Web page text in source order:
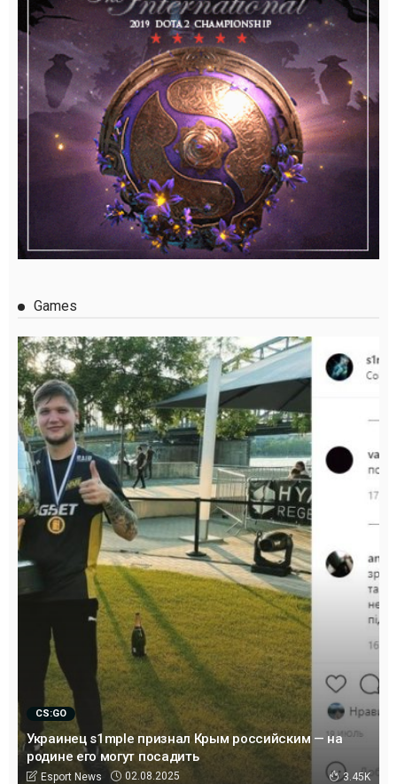
Games
CS:GO
Украинец s1mple признал Крым российским — на
родине его могут посадить
Esport News 02.08.2025 3.45K